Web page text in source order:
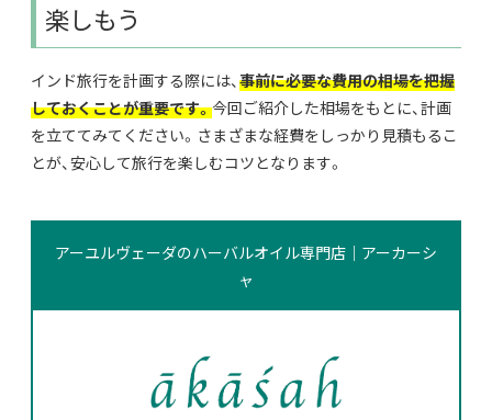
楽しもう
インド旅行を計画する際には、 事前に必要な費用の相場を把握
しておくことが重要です。今回ご紹介した相場をもとに、計画
を立ててみてください。さまざまな経費をしっかり見積もるこ
とが、安心して旅行を楽しむコツとなります。
アーユルヴェーダのハーバルオイル専門店｜アーカーシ
ャ